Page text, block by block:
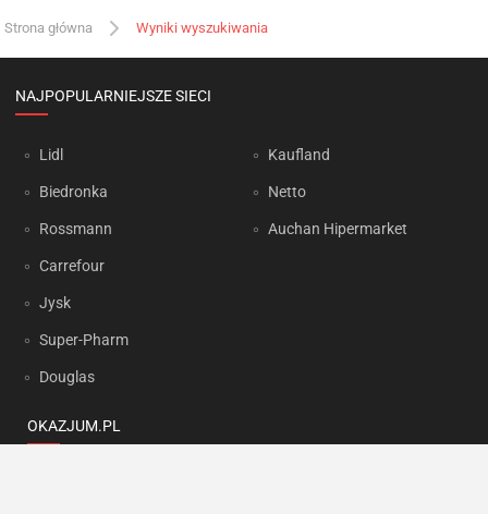
Strona główna Wyniki wyszukiwania
NAJPOPULARNIEJSZE SIECI
Lidl
Biedronka
Rossmann
Carrefour
Jysk
Super-Pharm
Douglas
Kaufland
Netto
Auchan Hipermarket
OKAZJUM.PL